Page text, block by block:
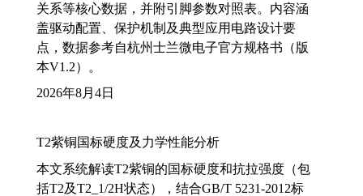
关系等核心数据，并附引脚参数对照表。内容涵
盖驱动配置、保护机制及典型应用电路设计要
点，数据参考自杭州士兰微电子官方规格书（版
本V1.2）。
2026年8月4日
T2紫铜国标硬度及力学性能分析
本文系统解读T2紫铜的国标硬度和抗拉强度（包
括T2及T2_1/2H状态），结合GB/T 5231-2012标